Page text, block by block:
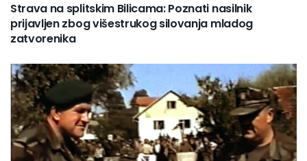
Strava na splitskim Bilicama: Poznati nasilnik
prijavljen zbog višestrukog silovanja mladog
zatvorenika